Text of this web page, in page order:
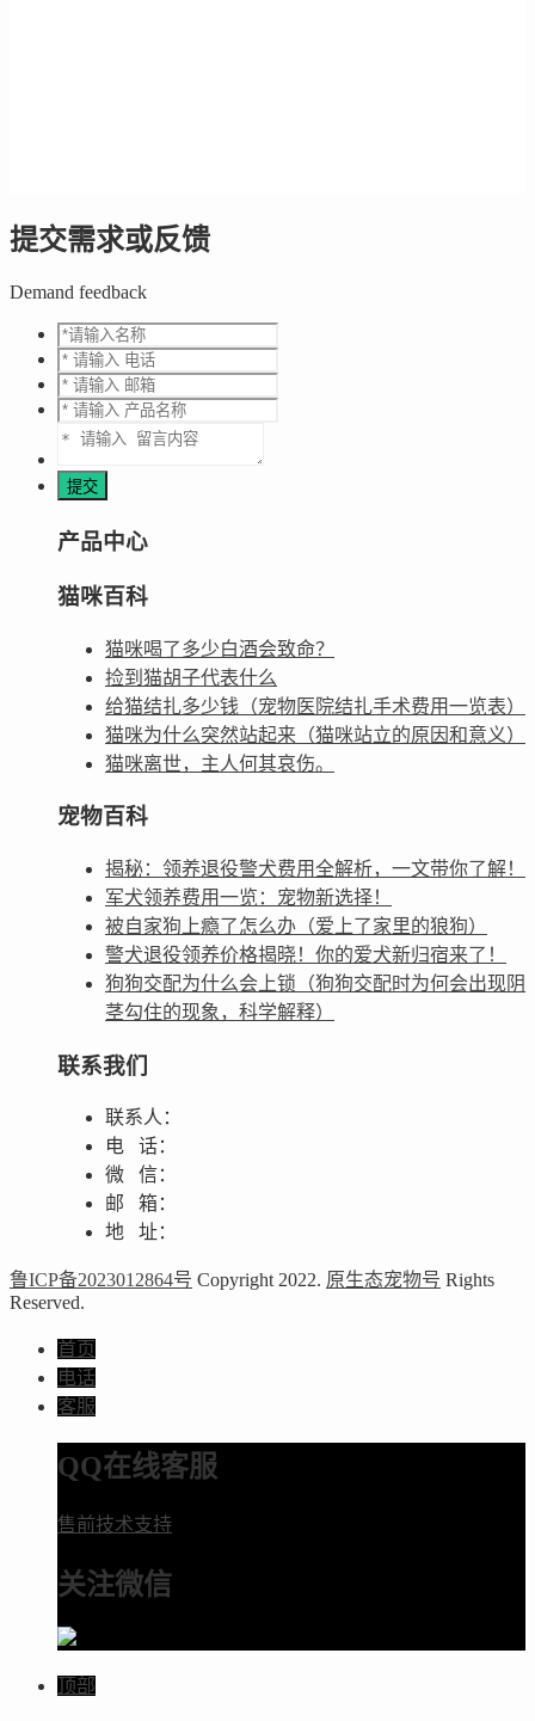
提交需求或反馈
Demand feedback
产品中心
猫咪百科
猫咪喝了多少白酒会致命？
捡到猫胡子代表什么
给猫结扎多少钱（宠物医院结扎手术费用一览表）
猫咪为什么突然站起来（猫咪站立的原因和意义）
猫咪离世，主人何其哀伤。
宠物百科
揭秘：领养退役警犬费用全解析，一文带你了解！
军犬领养费用一览：宠物新选择！
被自家狗上瘾了怎么办（爱上了家里的狼狗）
警犬退役领养价格揭晓！你的爱犬新归宿来了！
狗狗交配为什么会上锁（狗狗交配时为何会出现阴
茎勾住的现象，科学解释）
联系我们
联系人：
电 话：
微 信：
邮 箱：
地 址：
鲁ICP备2023012864号 Copyright 2022. 原生态宠物号 Rights
Reserved.
首页
电话
客服
QQ在线客服
售前技术支持
关注微信
顶部